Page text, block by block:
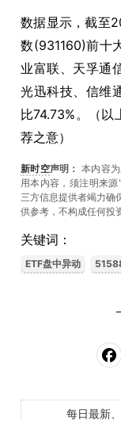
数据显示，截至
数(931160)前十
业富联、天孚通
光迅科技、信维
比74.73%。（
荐之意）
新时空声明： 本内容
用本内容，须注明来源
三方信息提供者竭力确
供参考，不构成任何投
关键词：
ETF盘中异动
每日最新